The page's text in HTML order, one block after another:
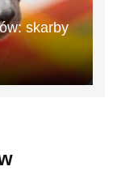
skarby